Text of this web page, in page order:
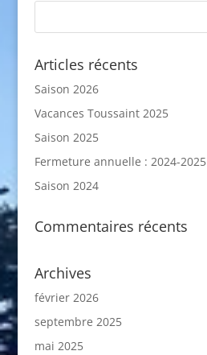
Articles récents
Saison 2026
Vacances Toussaint 2025
Saison 2025
Fermeture annuelle : 2024-2025
Saison 2024
Commentaires récents
Archives
février 2026
septembre 2025
mai 2025